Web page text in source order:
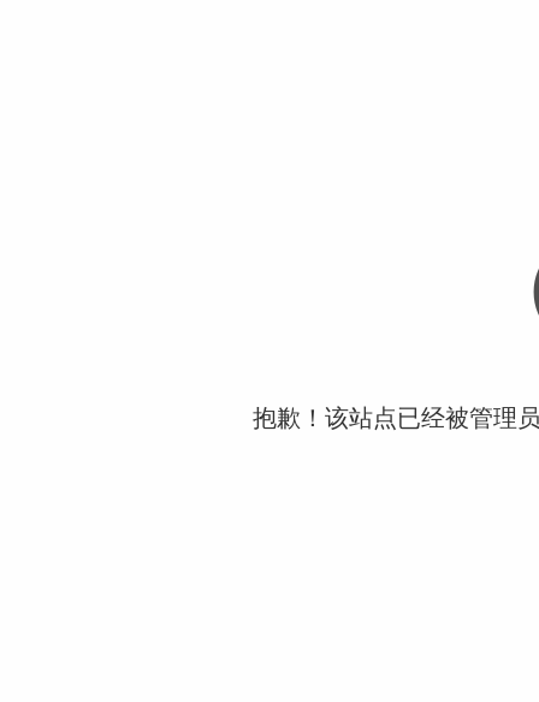
抱歉！该站点已经被管理